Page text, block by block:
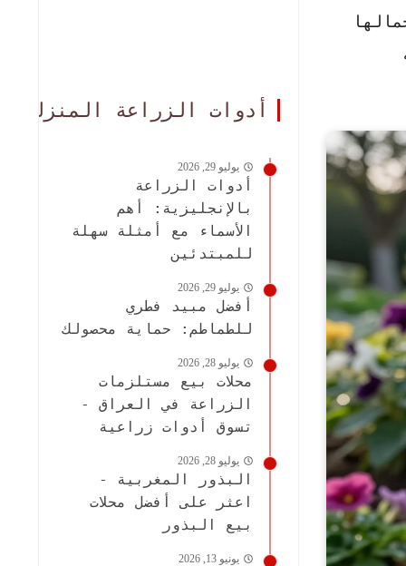
أدوات الزراعة المنزلية
يوليو 29, 2026
أدوات الزراعة
بالإنجليزية: أهم
الأسماء مع أمثلة سهلة
للمبتدئين
يوليو 29, 2026
أفضل مبيد فطري
للطماطم: حماية محصولك
يوليو 28, 2026
محلات بيع مستلزمات
الزراعة في العراق -
تسوق أدوات زراعية
يوليو 28, 2026
البذور المغربية -
اعثر على أفضل محلات
بيع البذور
يونيو 13, 2026